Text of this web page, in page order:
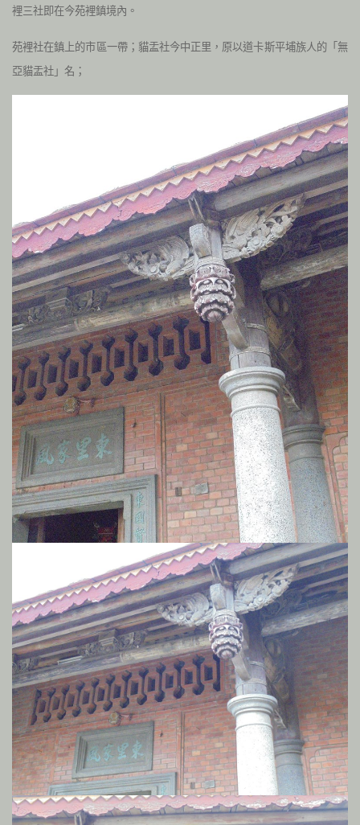
裡三社即在今苑裡鎮境內。
苑裡社在鎮上的市區一帶；貓盂社今中正里，原以道卡斯平埔族人的「無
亞貓盂社」名；